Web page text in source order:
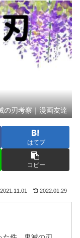
の刃考察｜漫画友達
はてブ
コピー
2021.11.01 2022.01.29